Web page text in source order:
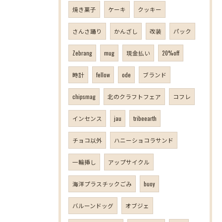
焼き菓子 ケーキ クッキー
さんさ踊り かんざし 改装 パック
Zebrang mug 現金払い 20%off
時計 fellow ode ブランド
chipsmag 北のクラフトフェア コフレ
インセンス jau tribeearth
チョコ以外 ハニーショコラサンド
一輪挿し アップサイクル
海洋プラスチックごみ buoy
バルーンドッグ オブジェ